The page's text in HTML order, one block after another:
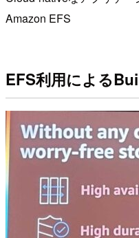
Amazon EFS
EFS利用による